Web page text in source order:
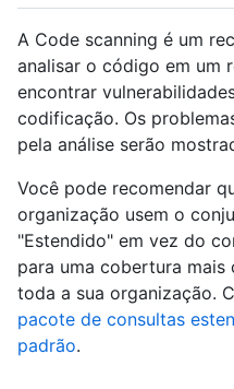
A Code scanning é um
analisar o código em um
encontrar
codificação. Os
pela análise serão
Você pode recomendar
organização usem o
"Estendido" em vez do
para uma cobertura mais
toda a sua organização.
pacote de consultas
padrão.